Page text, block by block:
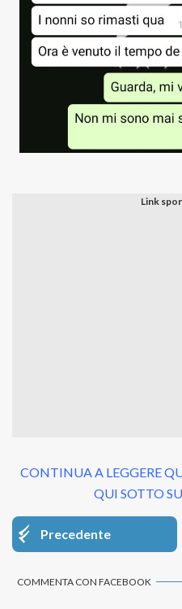
CONTINUA A LEGGERE
QUI SOTTO SU
Precedente
COMMENTA CON FACEBOOK